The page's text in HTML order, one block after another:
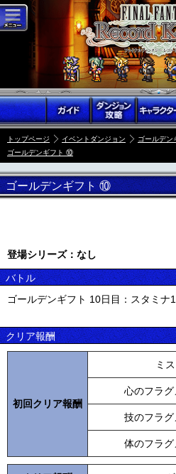
トップページ イベントダンジョン
ゴールデン
ゴールデンギフト ⑩
ゴールデンギフト ⑩
登場シリーズ：なし
バトル
ゴールデンギフト 10日目：スタミナ1
クリア報酬
初回クリア報酬
ミ
心のフラ
技のフラ
体のフラ